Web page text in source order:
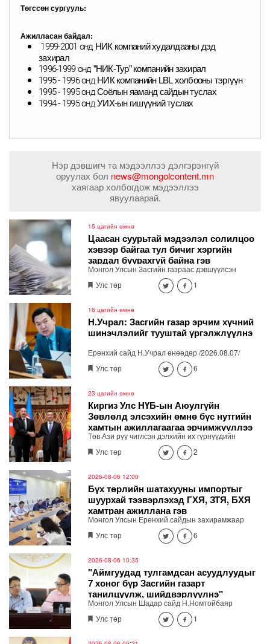
Төгссөн сургууль:
Ажилласан байдал:
1999-2001 онд НИК компаний худалдааны дэд
захирал
1996-1999 онд "НИК-Тур" компанийн захирал
1995 - 1996 онд НИК компанийн LBL холбооны тэргүүн
1995 - 1995 ондСоёлын яаманд сайдын туслах
1994 - 1995 ондУИХ-ын гишүүний туслах
Нэр дэвшигч та мэдээллээ дэлгэрэнгүй
оруулах бол news@mongolcontent.mn
хаягаар холбогдож мэдээллээ
явуулаарай.
15 цагийн өмнө
Цаасан суурьтай мэдээлэл солилцоо
хэвээр байгаа тул бичиг хэргийн
зардал буурахгүй байна гэв
Монгол Улсын Засгийн газраас дэвшүүлсэн
“Чөлөөлье” үндэсний санаачилгын хүрээнд
төрийн үйл ажиллагааг цахим хэлбэрээр явуулах,
шуурхай хүргэх ажил шат дараатай хэрэгжиж
байна.
Улс төр 1
16 цагийн өмнө
Н.Учрал: Засгийн газар эрчим хүчний
шинэчлэлийг тууштай үргэлжлүүлнэ
Ерөнхий сайд Н.Учрал өнөөдөр /2026.08.07/
"ДЦС-3" ТӨХК-д ажиллаж, өвөлжилтийн бэлтгэл
ажлыг шалгалаа.
Улс төр 6
23 цагийн өмнө
Киргиз Улс НҮБ-ын Аюулгүйн
Зөвлөлд элсэхийн өмнө бүс нутгийн
хамтын ажиллагаагаа эрчимжүүллээ
Төв Ази рүү чиглсэн дэлхийн их гүрнүүдийн
геополитик болон эдийн засгийн ач холбогдол
нэмэгдэж, “Төв Ази + их гүрнүүд” хэлбэрийн
Найрамдах Киргиз Улс олон улсын хамтын
нийгэмлэг дэх нэр хүндээ бэхжүүлж, бүс нутгийн
тогтвортой байдлын институцийн хөгжлийг
дэмжих системтэй бодлогыг тууштай хэрэгжүүлж
байна.
Улс төр 2
2026-08-06 12:00
Бүх төрлийн шатахууны импортыг
шуурхай тээвэрлэхэд ГХЯ, ЗТЯ, БХЯ
хамтран ажиллана гэв
Монгол Улсын Ерөнхий сайдын захирамжаар
байгуулагдсан шатахууны хангамж,
нийлүүлэлтийг тогтворжуулах шуурхай штаб өдөр
хурлаар холбогдох газрууд ажлын үр дүнгээ
танилцуулж, үүрэг чиглэлийг өглөө.
Улс төр 6
2026-08-06 10:35
"Аймгуудад тулгамдсан асуудлуудыг
7 хоног бүр Засгийн газарт
танилцуулж, шийдвэрлүүлнэ"
Монгол Улсын Шадар сайд Н.Номтойбаяр
өнөөдөр Өмнөговь, Дундговь аймагт ажиллалаа.
Ерөнхий сайдын 10 дугаар албан даалгавар,
тушаалын хүрээнд Өмнөговь аймагт байгаль
Улс төр 1